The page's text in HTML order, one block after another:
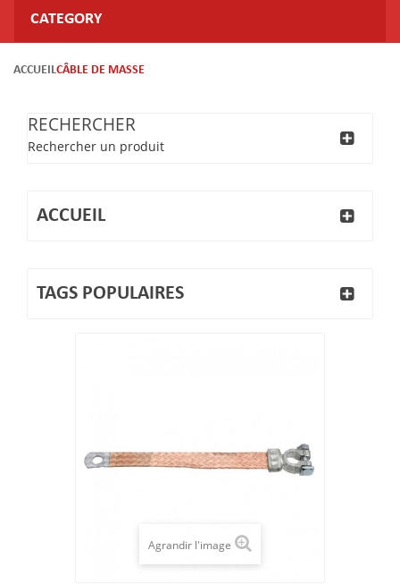
CATEGORY
ACCUEILCÂBLE DE MASSE
RECHERCHER
Rechercher un produit
ACCUEIL
TAGS POPULAIRES
Agrandir l'image